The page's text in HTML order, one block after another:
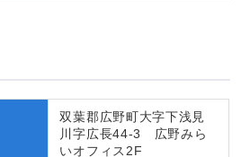
双葉郡広野町大字下浅見
川字広長44-3 広野みら
いオフィス2F